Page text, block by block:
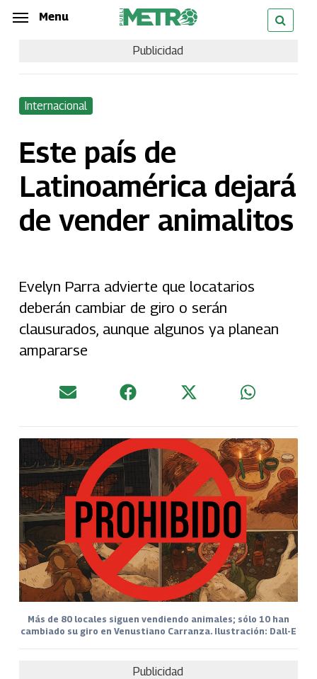
Skip
content
Menu
Publicidad
Internacional
Este país de
Latinoamérica dejará
de vender animalitos
Evelyn Parra advierte que locatarios
deberán cambiar de giro o serán
clausurados, aunque algunos ya planean
ampararse
Más de 80 locales siguen vendiendo animales; sólo 10 han
cambiado su giro en Venustiano Carranza. Ilustración: Dall-E
Publicidad
Menu